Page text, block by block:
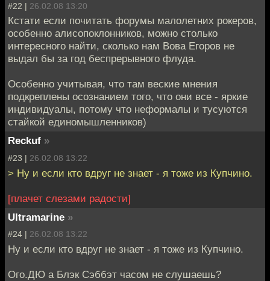
#22 | 26.02.08 13:20
Кстати если почитать форумы малолетних рокеров,
особенно алисопоклонников, можно столько
интересного найти, сколько нам Вова Егоров не
выдал бы за год беспрерывного флуда.
Особенно учитывая, что там веские мнения
подкреплены осознанием того, что они все - яркие
индивидуалы, потому что неформалы и тусуются
стайкой единомышленников)
Reckuf »
#23 | 26.02.08 13:22
> Ну и если кто вдруг не знает - я тоже из Купчино.
[плачет слезами радости]
Ultramarine »
#24 | 26.02.08 13:22
Ну и если кто вдруг не знает - я тоже из Купчино.
Ого.ДЮ а Блэк Сэббэт часом не слушаешь?